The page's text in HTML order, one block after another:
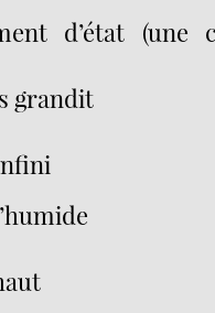
d’état (une
grandit